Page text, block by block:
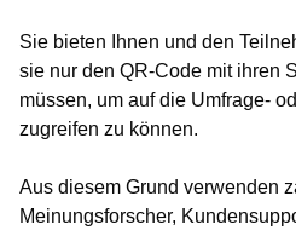
Sie bieten Ihnen und den
sie nur den QR-Code mit ihren
müssen, um auf die Umfrage-
zugreifen zu können.
Aus diesem Grund verwenden
Meinungsforscher,